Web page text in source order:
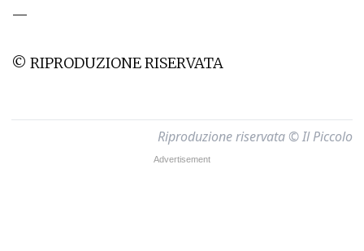
—
© RIPRODUZIONE RISERVATA
Riproduzione riservata © Il Piccolo